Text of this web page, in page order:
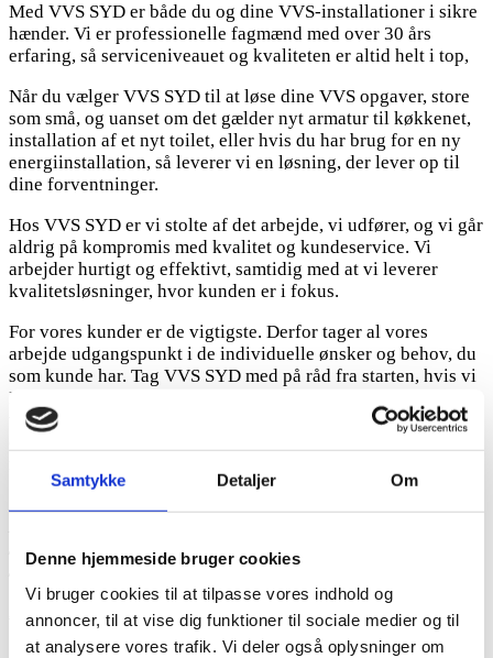
Samtykke Detaljer Om
Denne hjemmeside bruger cookies
Vi bruger cookies til at tilpasse vores indhold og
annoncer, til at vise dig funktioner til sociale medier og til
at analysere vores trafik. Vi deler også oplysninger om
Med VVS SYD er både du og dine VVS-installationer i sikre
hænder. Vi er professionelle fagmænd med over 30 års
erfaring, så serviceniveauet og kvaliteten er altid helt i top,
Når du vælger VVS SYD til at løse dine VVS opgaver, store
som små, og uanset om det gælder nyt armatur til køkkenet,
installation af et nyt toilet, eller hvis du har brug for en ny
energiinstallation, så leverer vi en løsning, der lever op til
dine forventninger.
Hos VVS SYD er vi stolte af det arbejde, vi udfører, og vi går
aldrig på kompromis med kvalitet og kundeservice. Vi
arbejder hurtigt og effektivt, samtidig med at vi leverer
kvalitetsløsninger, hvor kunden er i fokus.
For vores kunder er de vigtigste. Derfor tager al vores
arbejde udgangspunkt i de individuelle ønsker og behov, du
som kunde har. Tag VVS SYD med på råd fra starten, hvis vi
I skal i gang med et større projekt – vores fagligt
veluddannede medarbejdere rådgiver jer om de mest
Hvornår har du sidst fået tjekket dine VVS-installationer?
sammen med dig – der er altid mulighed for optimeringer
samt en økonomisk besparelse.
ALLE YDELSER
SÅDAN ARBEJDER VI